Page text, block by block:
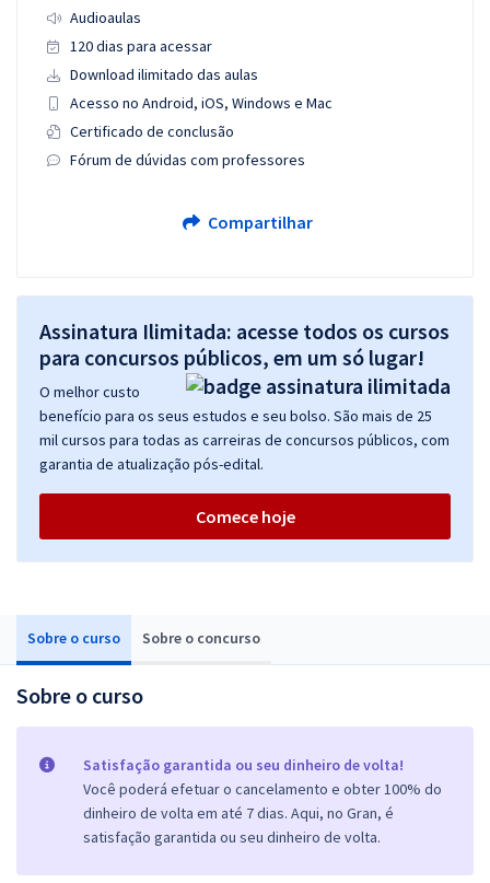
Sobre o curso Sobre o concurso
Sobre o curso
Satisfação garantida ou seu dinheiro de volta!
Você poderá efetuar o cancelamento e obter 100% do
dinheiro de volta em até 7 dias. Aqui, no Gran, é
satisfação garantida ou seu dinheiro de volta.
Audioaulas
120 dias para acessar
Download ilimitado das aulas
Acesso no Android, iOS, Windows e Mac
Certificado de conclusão
Fórum de dúvidas com professores
Compartilhar
Assinatura Ilimitada: acesse todos os cursos
para concursos públicos, em um só lugar!
O melhor custo
benefício para os seus estudos e seu bolso. São mais de 25
mil cursos para todas as carreiras de concursos públicos, com
garantia de atualização pós-edital.
Comece hoje